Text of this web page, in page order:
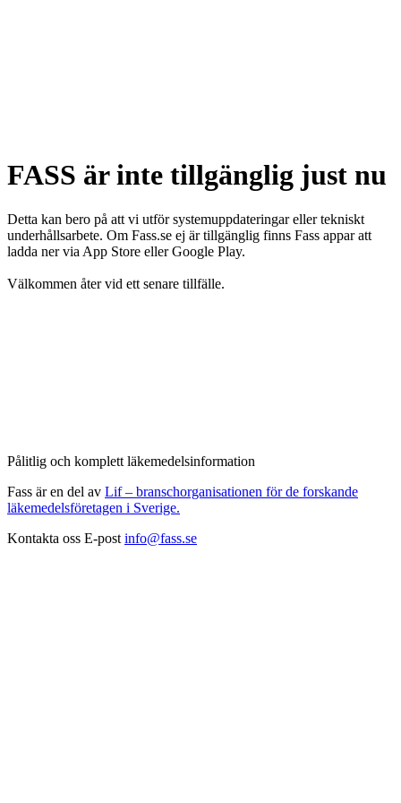
FASS är inte tillgänglig just nu
Detta kan bero på att vi utför systemuppdateringar eller tekniskt
underhållsarbete. Om Fass.se ej är tillgänglig finns Fass appar att
ladda ner via App Store eller Google Play.
Välkommen åter vid ett senare tillfälle.
Pålitlig och komplett läkemedelsinformation
Fass är en del av Lif – branschorganisationen för de forskande
läkemedelsföretagen i Sverige.
Kontakta oss E-post info@fass.se